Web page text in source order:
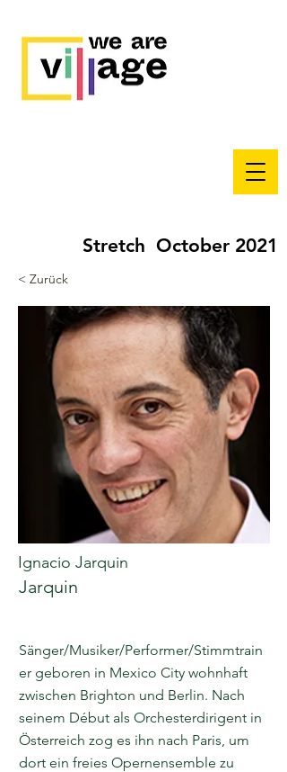
Stretch October 2021
< Zurück
Ignacio Jarquin
Jarquin
Sänger/Musiker/Performer/Stimmtrain
er geboren in Mexico City wohnhaft
zwischen Brighton und Berlin. Nach
seinem Début als Orchesterdirigent in
Österreich zog es ihn nach Paris, um
dort ein freies Opernensemble zu